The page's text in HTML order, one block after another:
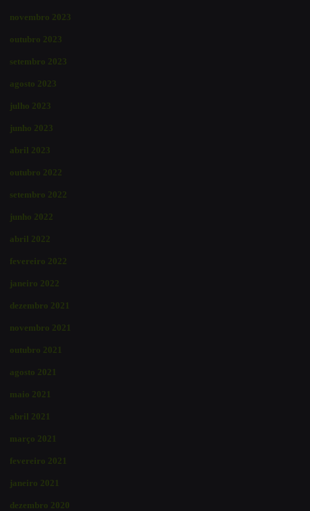
novembro 2023
outubro 2023
setembro 2023
agosto 2023
julho 2023
junho 2023
abril 2023
outubro 2022
setembro 2022
junho 2022
abril 2022
fevereiro 2022
janeiro 2022
dezembro 2021
novembro 2021
outubro 2021
agosto 2021
maio 2021
abril 2021
março 2021
fevereiro 2021
janeiro 2021
dezembro 2020